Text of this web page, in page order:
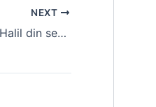
NEXT
Biografia actorului Kutsi (Halil din serialul Melek)